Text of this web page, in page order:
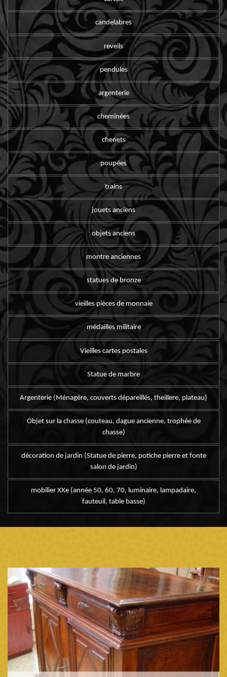
candelabres
reveils
pendules
argenterie
cheminées
chenets
poupées
trains
jouets anciens
objets anciens
montre anciennes
statues de bronze
vieilles pièces de monnaie
médailles militaire
Vieilles cartes postales
Statue de marbre
Argenterie (Ménagère, couverts dépareillés, theillere, plateau)
Objet sur la chasse (couteau, dague ancienne, trophée de
chasse)
décoration de jardin (Statue de pierre, potiche pierre et fonte
salon de jardin)
mobilier XXe (année 50, 60, 70, luminaire, lampadaire,
fauteuil, table basse)